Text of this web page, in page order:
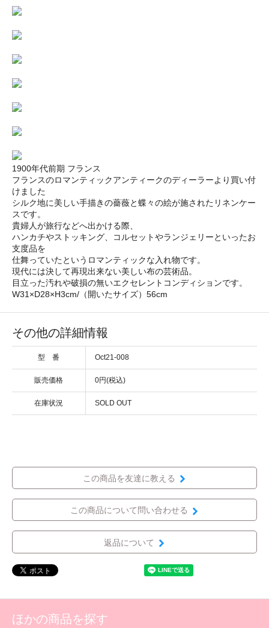
1900年代前期 フランス
フランスのロマンティックアンティークのディーラーより買い付
けました
シルク地に美しい手描きの薔薇と蝶々の絵が施されたリネンケー
スです。
貴婦人が旅行などへ出かける際、
ハンカチやストッキング、コルセットやランジェリーといったお
支度品を
仕舞っていたというロマンティックな入れ物です。
現代には決して再現出来ない美しい布の芸術品。
目立った汚れや破損の無いエクセレントコンディションです。
W31×D28×H3cm/（開いたサイズ）56cm
その他の詳細情報
型 番 Oct21-008
販売価格 0円(税込)
在庫状況 SOLD OUT
この商品を友達に教える
この商品について問い合わせる
返品について
ほかの商品を探す